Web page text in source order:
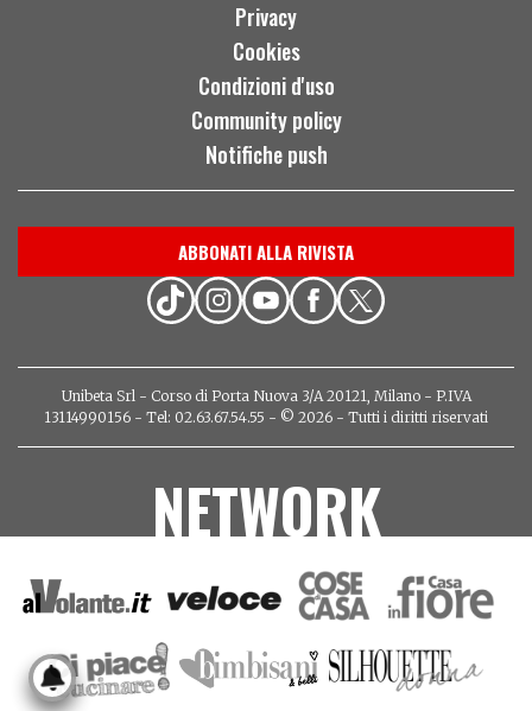
Privacy
Cookies
Condizioni d'uso
Community policy
Notifiche push
ABBONATI ALLA RIVISTA
Unibeta Srl - Corso di Porta Nuova 3/A 20121, Milano - P.IVA
13114990156 - Tel: 02.63.67.54.55 - © 2026 - Tutti i diritti riservati
NETWORK